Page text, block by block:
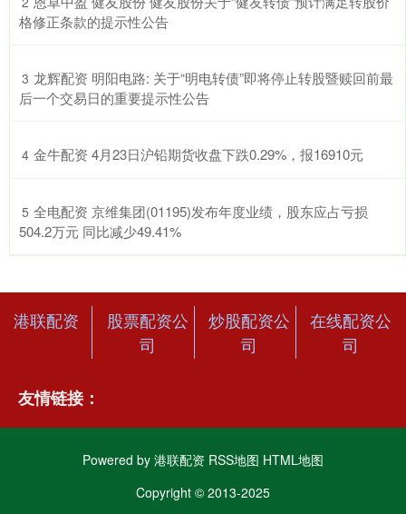
格修正条款的提示性公告
3 ​龙辉配资 明阳电路: 关于“明电转债”即将停止转股暨赎回前最
后一个交易日的重要提示性公告
4 ​金牛配资 4月23日沪铅期货收盘下跌0.29%，报16910元
5 ​全电配资 京维集团(01195)发布年度业绩，股东应占亏损
504.2万元 同比减少49.41%
港联配资
股票配资公
司
炒股配资公
司
在线配资公
司
友情链接：
Powered by 港联配资 RSS地图 HTML地图
Copyright © 2013-2025